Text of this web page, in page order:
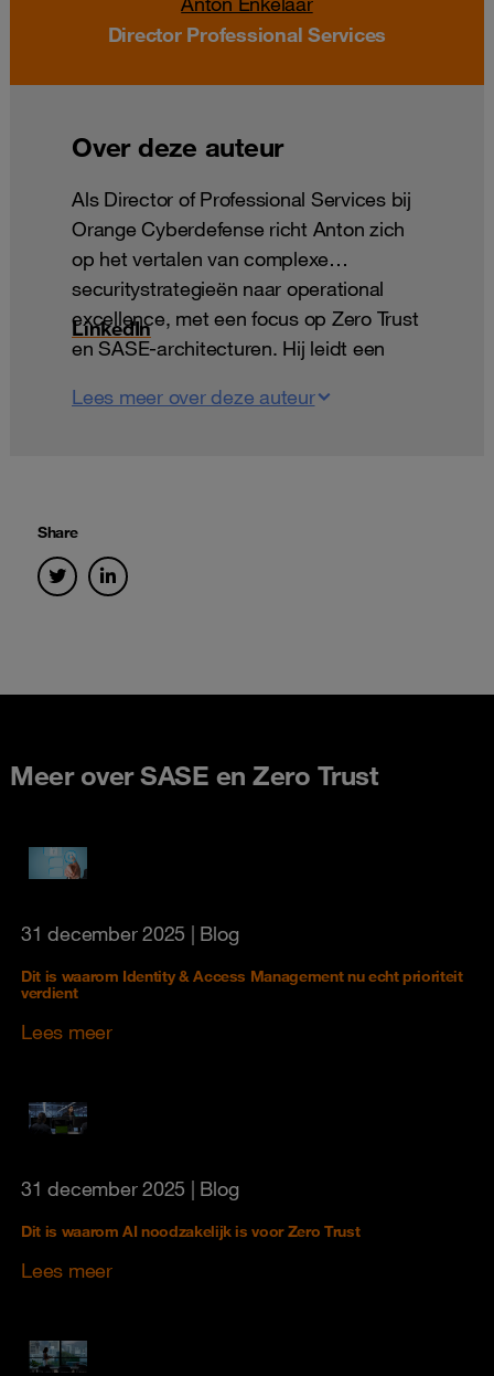
Director Professional Services
Over deze auteur
Als Director of Professional Services bij
Orange Cyberdefense richt Anton zich
op het vertalen van complexe
securitystrategieën naar operational
excellence, met een focus op Zero Trust
en SASE-architecturen. Hij leidt een
helpt met het opbouwen van futureproof
cybersecurity door op maat gemaakte
Zero Trust-strategieën met praktische
en vooral impactvolle uitvoering.
LinkedIn
Lees meer over deze auteur
Share
Meer over SASE en Zero Trust
31 december 2025 | Blog
Dit is waarom Identity & Access Management nu echt prioriteit
verdient
Lees meer
31 december 2025 | Blog
Dit is waarom AI noodzakelijk is voor Zero Trust
Lees meer